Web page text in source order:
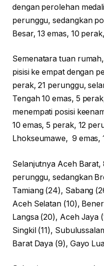
dengan perolehan
perunggu, sedangkan
Besar, 13 emas, 10
Semenatara tuan
pisisi ke empat dengan
perak, 21 perunggu,
Tengah 10 emas, 5
menempati posisi
10 emas, 5 perak, 12
Lhokseumawe, 9 emas,
Selanjutnya Aceh Barat,
perunggu, sedangkan
Tamiang (24), Sabang
Aceh Selatan (10),
Langsa (20), Aceh Jaya
Singkil (11),
Barat Daya (9), Gayo